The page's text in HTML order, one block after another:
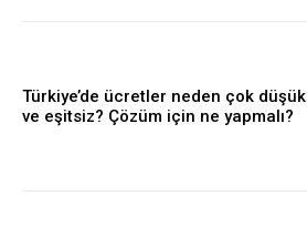
Türkiye’de ücretler neden çok düşük
ve eşitsiz? Çözüm için ne yapmalı?